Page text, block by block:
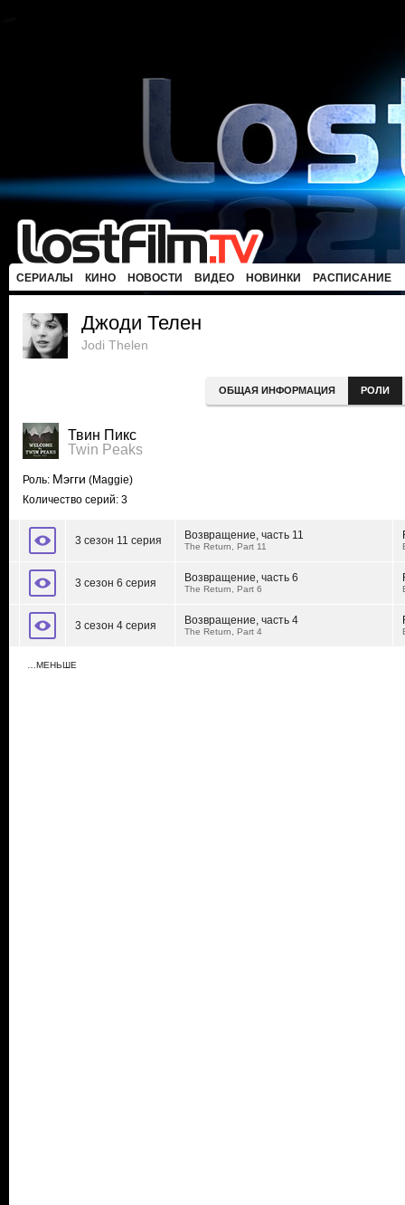
СЕРИАЛЫ КИНО НОВОСТИ ВИДЕО НОВИНКИ РАСПИСАНИЕ
Джоди Телен
Jodi Thelen
ОБЩАЯ ИНФОРМАЦИЯ РОЛИ
Твин Пикс
Twin Peaks
Роль: Мэгги (Maggie)
Количество серий: 3
3 сезон 11 серия Возвращение, часть 11
The Return, Part 11
3 сезон 6 серия Возвращение, часть 6
The Return, Part 6
3 сезон 4 серия Возвращение, часть 4
The Return, Part 4
…МЕНЬШЕ